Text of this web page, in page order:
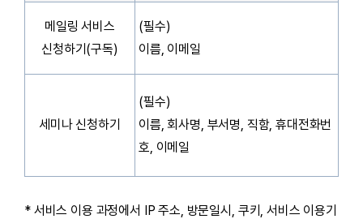
메일링 서비스
신청하기(구독)
(필수)
이름, 이메일
세미나 신청하기
(필수)
이름, 회사명, 부서명, 직함, 휴대전화번
호, 이메일
* 서비스 이용 과정에서 IP 주소, 방문일시, 쿠키, 서비스 이용기